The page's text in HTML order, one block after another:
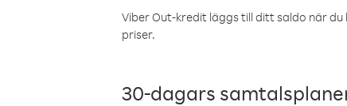
Viber Out-kredit läggs till ditt saldo när
priser.
30-dagars